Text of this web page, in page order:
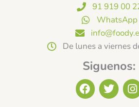
91 919 00
WhatsApp
De lunes a viernes
Siguenos:
F
a
T
w
I
n